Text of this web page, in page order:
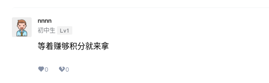
nnnn
初中生
Lv1
等着赚够积分就来拿
0 0